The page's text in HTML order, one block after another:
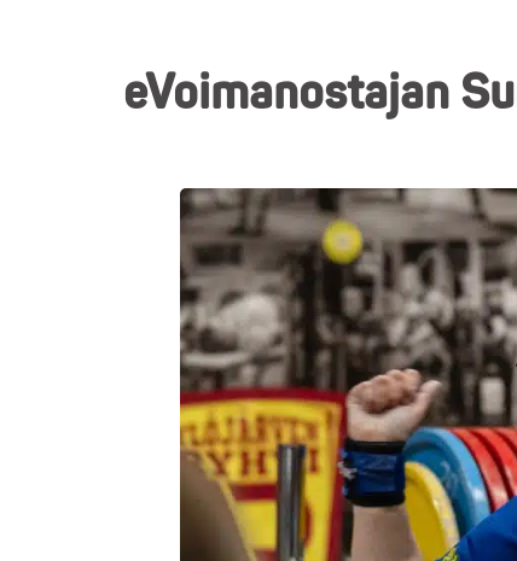
eVoimanostajan